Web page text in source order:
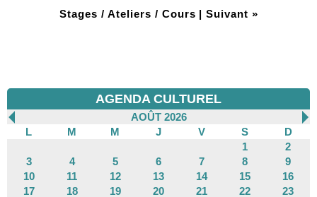
Stages / Ateliers / Cours | Suivant »
AGENDA CULTUREL
AOÛT 2026
L
M M J V S
D
1
2
3
4 5 6 7 8
9
10
11 12 13 14 15
16
17
18 19 20 21 22
23